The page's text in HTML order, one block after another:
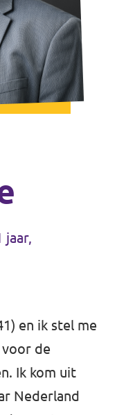
Zuid
jaar,
en ik stel me
de
Ik kom uit
Nederland